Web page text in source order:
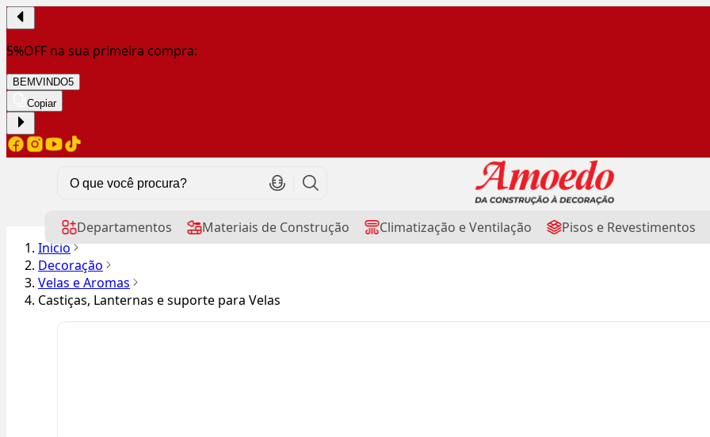
5%OFF na sua primeira compra:
BEMVINDO5
Copiar
Departamentos Materiais de Construção Climatização e Ventilação Pisos e Revestimentos
Início
Decoração
Velas e Aromas
Castiças, Lanternas e suporte para Velas